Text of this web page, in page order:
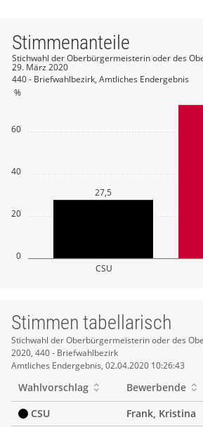
0
20
40
60
%
CSU
27,5
Stimmenanteile
Stichwahl der Oberbürgermeisterin oder des
29. März 2020
440 - Briefwahlbezirk, Amtliches Endergebnis
Stimmen tabellarisch
Stimmen
tabellarisch
Stichwahl der Oberbürgermeisterin oder des
2020, 440 - Briefwahlbezirk
Amtliches Endergebnis, 02.04.2020 10:26:43
Wahlvorschlag Bewerbende
CSU
Frank, Kristina